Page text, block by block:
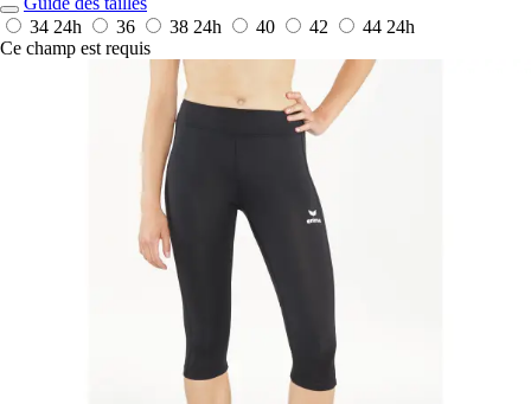
34 24h 36 38 24h 40 42 44 24h
Ce champ est requis